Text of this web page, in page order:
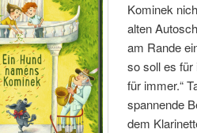
Kominek
alten
am Rande
so soll es
für immer.“
spannende
dem